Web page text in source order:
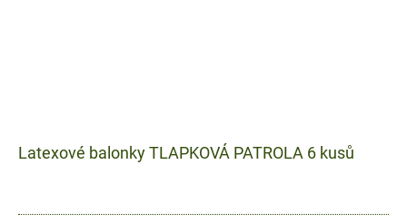
Latexové balonky TLAPKOVÁ PATROLA 6 kusů